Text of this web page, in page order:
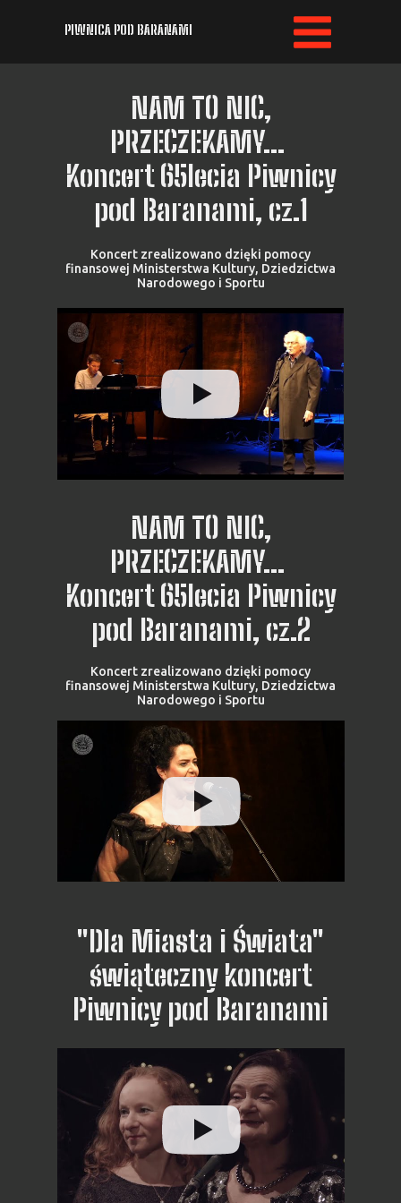
"Dla Miasta i Świata"
świąteczny koncert
Piwnicy pod Baranami
NAM TO NIC,
PRZECZEKAMY...
Koncert 65lecia Piwnicy
pod Baranami, cz.2
Koncert zrealizowano dzięki pomocy
finansowej Ministerstwa Kultury, Dziedzictwa
Narodowego i Sportu
NAM TO NIC,
PRZECZEKAMY...
Koncert 65lecia Piwnicy
pod Baranami, cz.1
Koncert zrealizowano dzięki pomocy
finansowej Ministerstwa Kultury, Dziedzictwa
Narodowego i Sportu
PIWNICA POD BARANAMI